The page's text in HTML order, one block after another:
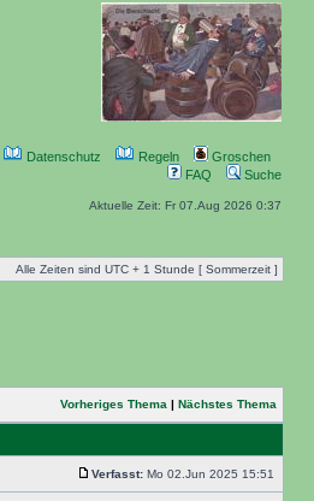
Datenschutz Regeln
Groschen
FAQ
Suche
Aktuelle Zeit: Fr 07.Aug 2026 0:37
Alle Zeiten sind UTC + 1 Stunde [ Sommerzeit ]
Vorheriges Thema | Nächstes Thema
Verfasst: Mo 02.Jun 2025 15:51